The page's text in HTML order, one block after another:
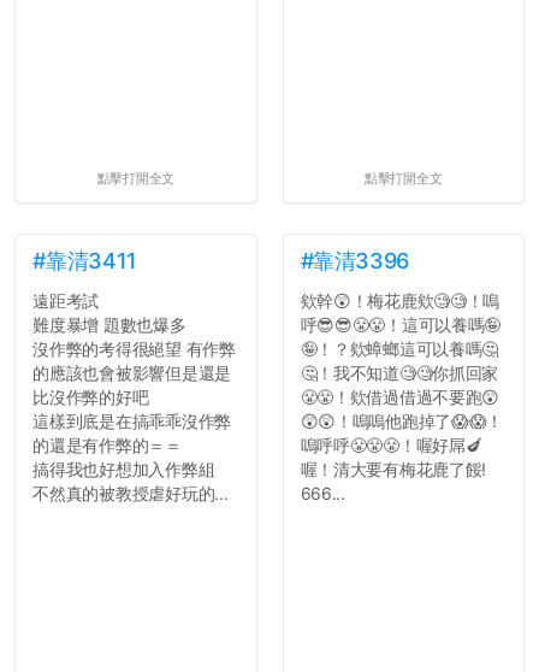
點擊打開全文 點擊打開全文
#靠清3411
遠距考試
難度暴增 題數也爆多
沒作弊的考得很絕望 有作弊
的應該也會被影響但是還是
比沒作弊的好吧
這樣到底是在搞乖乖沒作弊
的還是有作弊的＝＝
搞得我也好想加入作弊組
不然真的被教授虐好玩的...
#靠清3396
欸幹😲！梅花鹿欸🧐🧐！嗚
呼😎😎😤😤！這可以養嗎🤪
🤪！？欸蟑螂這可以養嗎🤔
🤔！我不知道🧐🧐你抓回家
😤😤！欸借過借過不要跑😲
😲😲！嗚嗚他跑掉了😱😱！
嗚呼呼😤😤😤！喔好屌🍆
喔！清大要有梅花鹿了餒!
666...